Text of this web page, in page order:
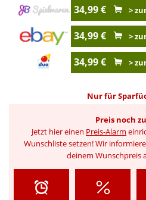
34,99 € >
34,99 € >
34,99 € >
Nur für
Preis noch
Jetzt hier einen Preis-Alarm
Wunschliste setzen! Wir
deinem Wunschpreis